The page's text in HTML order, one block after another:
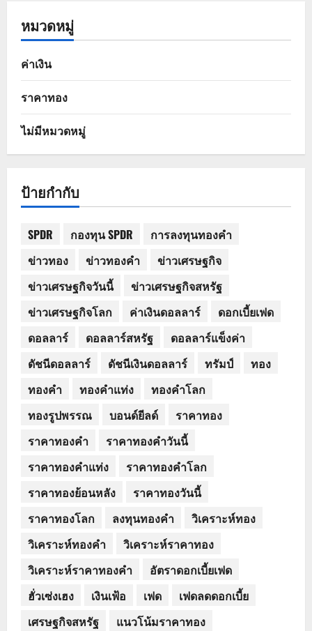
หมวดหมู่
ค่าเงิน
ราคาทอง
ไม่มีหมวดหมู่
ป้ายกำกับ
SPDR กองทุน SPDR
การลงทุนทองคำ
ข่าวทอง
ข่าวทองคำ
ข่าวเศรษฐกิจ
ข่าวเศรษฐกิจวันนี้
ข่าวเศรษฐกิจสหรัฐ
ข่าวเศรษฐกิจโลก
ค่าเงินดอลลาร์
ดอกเบี้ยเฟด
ดอลลาร์
ดอลลาร์สหรัฐ
ดอลลาร์แข็งค่า
ดัชนีดอลลาร์
ดัชนีเงินดอลลาร์ ทรัมป์
ทอง
ทองคำ
ทองคำแท่ง
ทองคำโลก
ทองรูปพรรณ
บอนด์ยีลด์
ราคาทอง
ราคาทองคำ
ราคาทองคำวันนี้
ราคาทองคำแท่ง
ราคาทองคำโลก
ราคาทองย้อนหลัง
ราคาทองวันนี้
ราคาทองโลก
ลงทุนทองคำ
วิเคราะห์ทอง
วิเคราะห์ทองคำ
วิเคราะห์ราคาทอง
วิเคราะห์ราคาทองคำ
อัตราดอกเบี้ยเฟด
ฮั่วเซ่งเฮง
เงินเฟ้อ เฟด
เฟดลดดอกเบี้ย
เศรษฐกิจสหรัฐ
แนวโน้มราคาทอง